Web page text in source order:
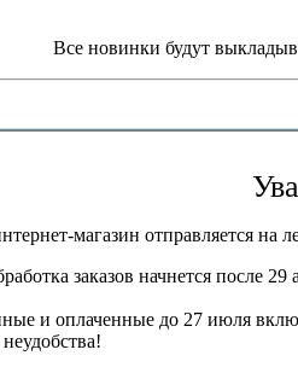
Все новинки будут
магазин отправляется на
заказов начнется после
и оплаченные до 27 июля